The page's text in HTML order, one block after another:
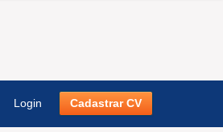
Login Cadastrar CV